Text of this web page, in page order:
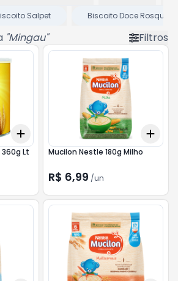
Salpet Biscoito Doce
"Mingau" Filtros
10
Add
Lt
Add
Mucilon Nestle 180g Milho
R$ 6,99 /un